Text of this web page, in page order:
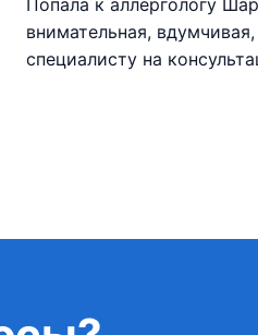
Попала к аллергологу
внимательная,
специалисту на